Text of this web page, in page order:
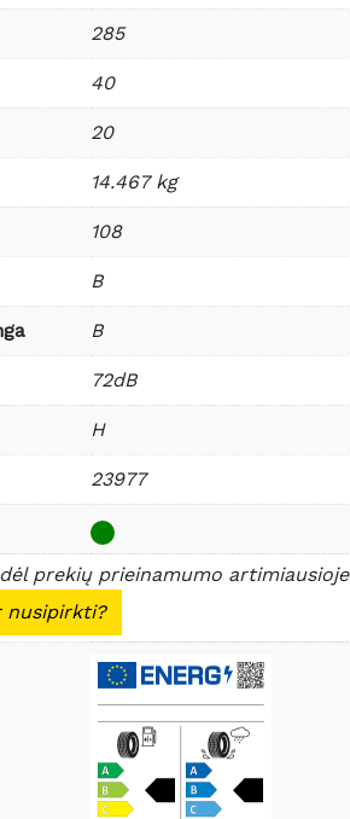
285
40
20
14.467 kg
108
B
B
72dB
H
23977
prekių prieinamumo artimiausioje
nusipirkti?